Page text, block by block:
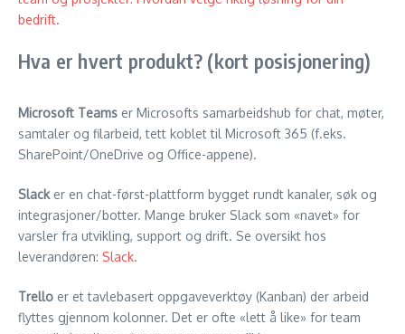
bedrift.
Hva er hvert produkt? (kort posisjonering)
Microsoft Teams er Microsofts samarbeidshub for chat, møter,
samtaler og filarbeid, tett koblet til Microsoft 365 (f.eks.
SharePoint/OneDrive og Office-appene).
Slacker en chat-først-plattform bygget rundt kanaler, søk og
integrasjoner/botter. Mange bruker Slack som «navet» for
varsler fra utvikling, support og drift. Se oversikt hos
leverandøren: Slack.
Trello er et tavlebasert oppgaveverktøy (Kanban) der arbeid
flyttes gjennom kolonner. Det er ofte «lett å like» for team